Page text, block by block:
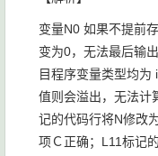
变量N0 如果不提前
变为0，无法最后输
目程序变量类型均
值则会溢出，无法计
记的代码行将N修改
项Ｃ正确；L11标记